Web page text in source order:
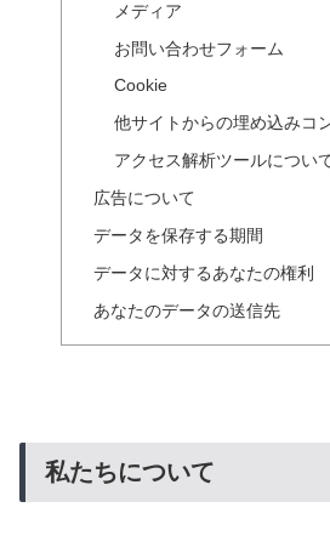
メディア
お問い合わせフォーム
Cookie
他サイトからの埋め込みコ
アクセス解析ツールについ
広告について
データを保存する期間
データに対するあなたの権利
あなたのデータの送信先
私たちについて